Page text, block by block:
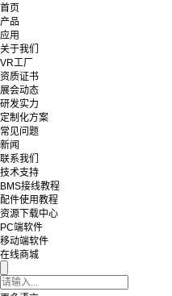
首页
产品
应用
关于我们
VR工厂
资质证书
展会动态
研发实力
定制化方案
常见问题
新闻
联系我们
技术支持
BMS接线教程
配件使用教程
资源下载中心
PC端软件
移动端软件
在线商城